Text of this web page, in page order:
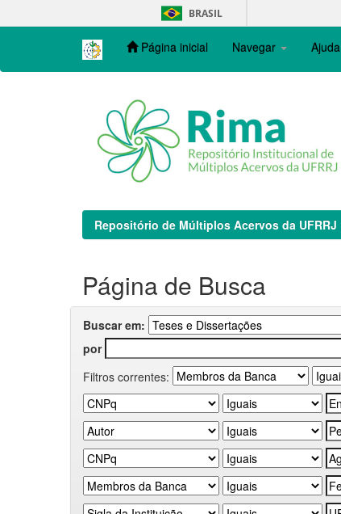
navigation
BRASIL
Página inicial Navegar Ajuda
Repositório de Múltiplos Acervos da UFRRJ
Página de Busca
Buscar em:
por
Filtros correntes: